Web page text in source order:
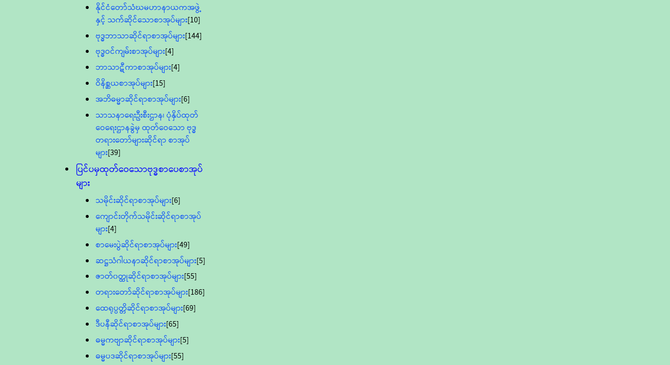
နိုင်ငံတော်သံဃမဟာနာယကအဖွဲ့
နှင့် သက်ဆိုင်သောစာအုပ်များ[10]
ဗုဒ္ဓဘာသာဆိုင်ရာစာအုပ်များ[144]
ဗုဒ္ဓဝင်ကျမ်းစာအုပ်များ[4]
ဘာသာဋီကာစာအုပ်များ[4]
ဝိနိစ္ဆယစာအုပ်များ[15]
အဘိဓမ္မာဆိုင်ရာစာအုပ်များ[6]
သာသနာရေးဦးစီးဌာန၊ ပုံနှိပ်ထုတ်
ဝေရေးဌာနခွဲမှ ထုတ်ဝေသော ဗုဒ္ဓ
တရားတော်များဆိုင်ရာ စာအုပ်
များ[39]
ပြင်ပမှထုတ်ဝေသောဗုဒ္ဓစာပေစာအုပ်
များ
သမိုင်းဆိုင်ရာစာအုပ်များ[6]
ကျောင်းတိုက်သမိုင်းဆိုင်ရာစာအုပ်
များ[4]
စာမေးပွဲဆိုင်ရာစာအုပ်များ[49]
ဆဋ္ဌသံဂါယနာဆိုင်ရာစာအုပ်များ[5]
ဇာတ်၀တ္ထုဆိုင်ရာစာအုပ်များ[55]
တရားတော်ဆိုင်ရာစာအုပ်များ[186]
ထေရုပ္ပတ္တိဆိုင်ရာစာအုပ်များ[69]
ဒီပနီဆိုင်ရာစာအုပ်များ[65]
ဓမ္မကဗျာဆိုင်ရာစာအုပ်များ[5]
ဓမ္မပဒဆိုင်ရာစာအုပ်များ[55]